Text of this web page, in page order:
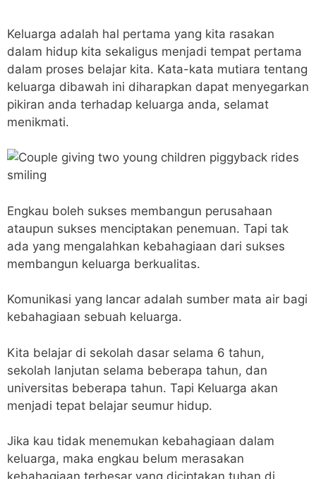
Keluarga adalah hal pertama yang kita rasakan
dalam hidup kita sekaligus menjadi tempat pertama
dalam proses belajar kita. Kata-kata mutiara tentang
keluarga dibawah ini diharapkan dapat menyegarkan
pikiran anda terhadap keluarga anda, selamat
menikmati.
Engkau boleh sukses membangun perusahaan
ataupun sukses menciptakan penemuan. Tapi tak
ada yang mengalahkan kebahagiaan dari sukses
membangun keluarga berkualitas.
Komunikasi yang lancar adalah sumber mata air bagi
kebahagiaan sebuah keluarga.
Kita belajar di sekolah dasar selama 6 tahun,
sekolah lanjutan selama beberapa tahun, dan
universitas beberapa tahun. Tapi Keluarga akan
menjadi tepat belajar seumur hidup.
Jika kau tidak menemukan kebahagiaan dalam
keluarga, maka engkau belum merasakan
kebahagiaan terbesar yang diciptakan tuhan di